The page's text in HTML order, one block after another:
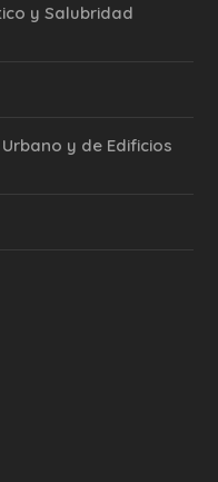
y Salubridad
y de Edificios